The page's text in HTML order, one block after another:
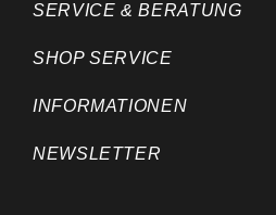
SERVICE & BERATUNG
SHOP SERVICE
INFORMATIONEN
NEWSLETTER